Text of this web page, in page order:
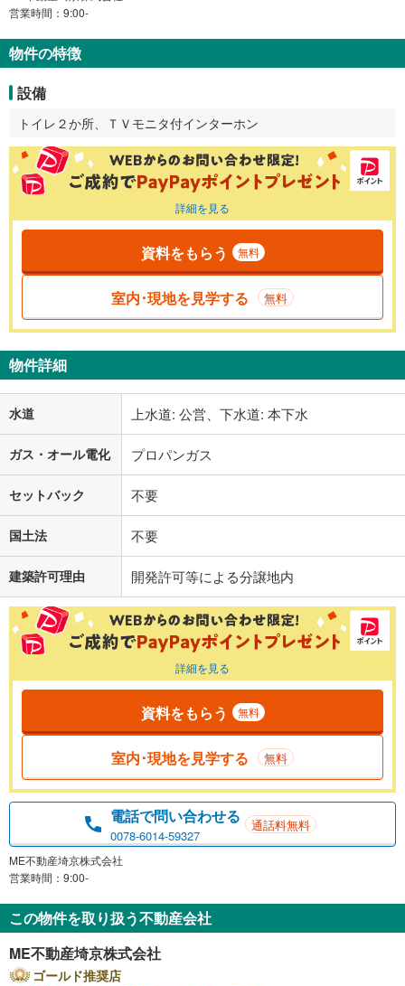
営業時間：9:00-
物件の特徴
設備
トイレ２か所、ＴＶモニタ付インターホン
詳細を見る
資料をもらう 無料
室内･現地を見学する 無料
物件詳細
水道 上水道: 公営、下水道: 本下水
ガス・オール電化 プロパンガス
セットバック 不要
国土法 不要
建築許可理由 開発許可等による分譲地内
詳細を見る
資料をもらう 無料
室内･現地を見学する 無料
電話で問い合わせる
0078-6014-59327
通話料無料
ME不動産埼京株式会社
営業時間：9:00-
この物件を取り扱う不動産会社
ME不動産埼京株式会社
ゴールド推奨店